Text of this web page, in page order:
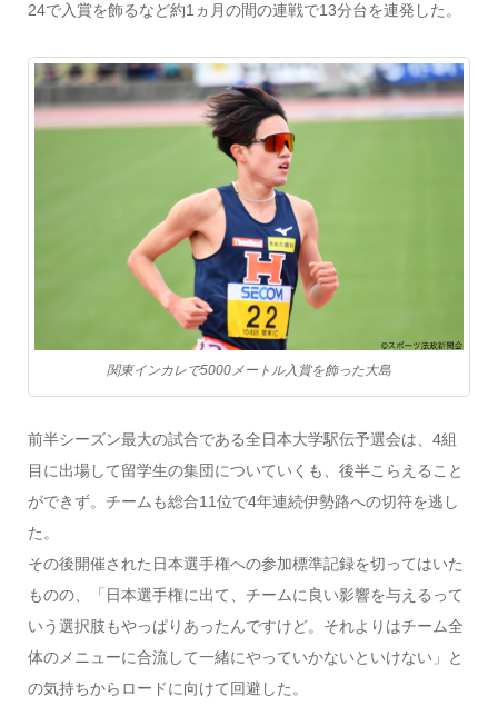
24で入賞を飾るなど約1ヵ月の間の連戦で13分台を連発した。
関東インカレで5000メートル入賞を飾った大島
前半シーズン最大の試合である全日本大学駅伝予選会は、4組
目に出場して留学生の集団についていくも、後半こらえること
ができず。チームも総合11位で4年連続伊勢路への切符を逃し
た。
その後開催された日本選手権への参加標準記録を切ってはいた
ものの、「日本選手権に出て、チームに良い影響を与えるって
いう選択肢もやっぱりあったんですけど。それよりはチーム全
体のメニューに合流して一緒にやっていかないといけない」と
の気持ちからロードに向けて回避した。